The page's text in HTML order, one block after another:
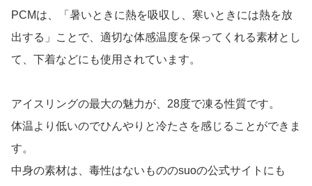
PCMは、「暑いときに熱を吸収し、寒いときには熱を放
出する」ことで、適切な体感温度を保ってくれる素材とし
て、下着などにも使用されています。
アイスリングの最大の魅力が、28度で凍る性質です。
体温より低いのでひんやりと冷たさを感じることができま
す。
中身の素材は、毒性はないもののsuoの公式サイトにも